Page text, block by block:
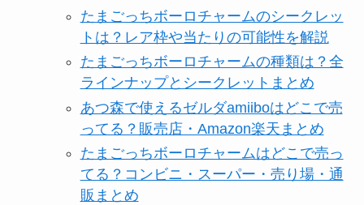
たまごっちボーロチャームのシークレッ
トは？レア枠や当たりの可能性を解説
たまごっちボーロチャームの種類は？全
ラインナップとシークレットまとめ
あつ森で使えるゼルダamiiboはどこで売
ってる？販売店・Amazon楽天まとめ
たまごっちボーロチャームはどこで売っ
てる？コンビニ・スーパー・売り場・通
販まとめ